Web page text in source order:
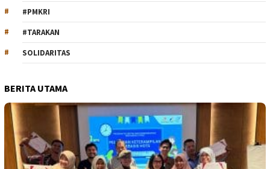
#PMKRI
#TARAKAN
SOLIDARITAS
BERITA UTAMA